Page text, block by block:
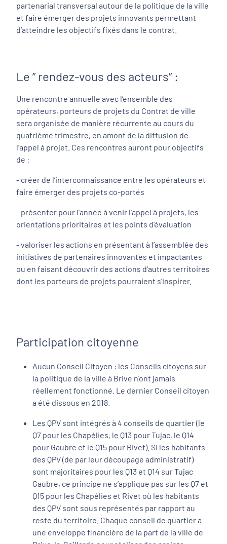
partenarial transversal autour de la politique de la ville
et faire émerger des projets innovants permettant
d’atteindre les objectifs fixés dans le contrat.
Le ” rendez-vous des acteurs” :
Une rencontre annuelle avec l’ensemble des
opérateurs, porteurs de projets du Contrat de ville
sera organisée de manière récurrente au cours du
quatrième trimestre, en amont de la diffusion de
l’appel à projet. Ces rencontres auront pour objectifs
de :
- créer de l’interconnaissance entre les opérateurs et
faire émerger des projets co-portés
- présenter pour l’année à venir l’appel à projets, les
orientations prioritaires et les points d’évaluation
- valoriser les actions en présentant à l’assemblée des
initiatives de partenaires innovantes et impactantes
ou en faisant découvrir des actions d’autres territoires
dont les porteurs de projets pourraient s’inspirer.
Participation citoyenne
Aucun Conseil Citoyen : les Conseils citoyens sur
la politique de la ville à Brive n'ont jamais
réellement fonctionné. Le dernier Conseil citoyen
a été dissous en 2018.
Les QPV sont intégrés à 4 conseils de quartier (le
Q7 pour les Chapélies, le Q13 pour Tujac, le Q14
pour Gaubre et le Q15 pour Rivet). Si les habitants
des QPV (de par leur découpage administratif)
sont majoritaires pour les Q13 et Q14 sur Tujac
Gaubre, ce principe ne s’applique pas sur les Q7 et
Q15 pour les Chapélies et Rivet où les habitants
des QPV sont sous représentés par rapport au
reste du territoire. Chaque conseil de quartier a
une enveloppe financière de la part de la ville de